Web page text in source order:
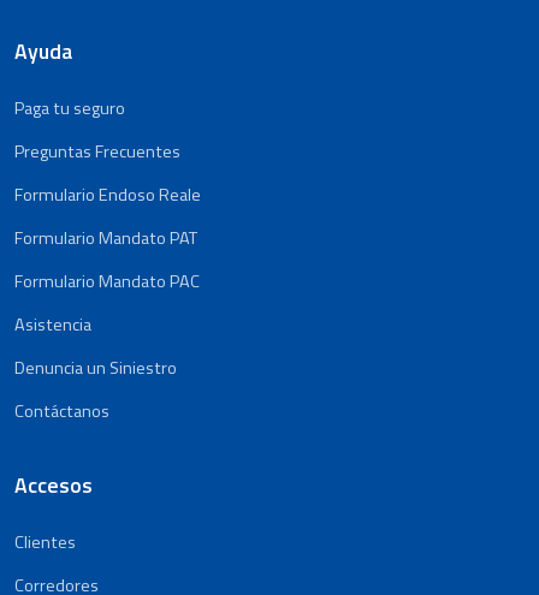
Ayuda
Paga tu seguro
Preguntas Frecuentes
Formulario Endoso Reale
Formulario Mandato PAT
Formulario Mandato PAC
Asistencia
Denuncia un Siniestro
Contáctanos
Accesos
Clientes
Corredores